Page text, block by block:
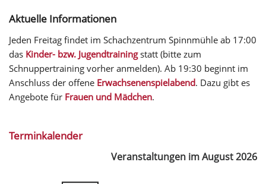
Aktuelle Informationen
Jeden Freitag findet im Schachzentrum Spinnmühle ab 17:00
das Kinder- bzw. Jugendtrainingstatt (bitte zum
Schnuppertraining vorher anmelden). Ab 19:30 beginnt im
Anschluss der offene Erwachsenenspielabend. Dazu gibt es
Angebote für Frauen und Mädchen.
Terminkalender
Veranstaltungen im August 2026